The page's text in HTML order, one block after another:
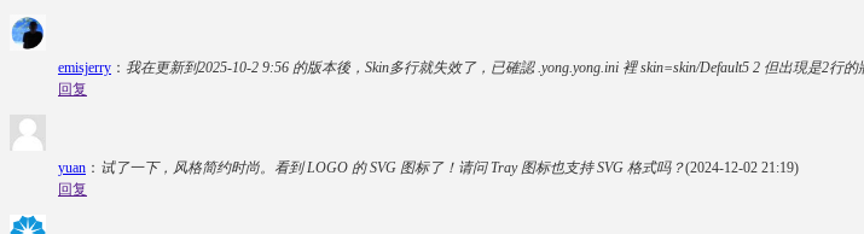
emisjerry ： 我在更新到2025-10-2 9:56 的版本後，Skin多行就失效了，已確認 .yong.yong.ini 裡 skin=skin/Default5 2 但出現是2行
回复
yuan ： 试了一下，风格简约时尚。看到 LOGO 的 SVG 图标了！请问 Tray 图标也支持 SVG 格式吗？(2024-12-02 21:19)
回复